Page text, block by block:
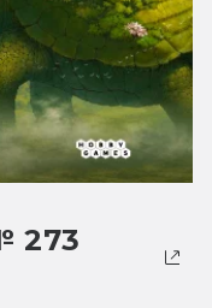
273